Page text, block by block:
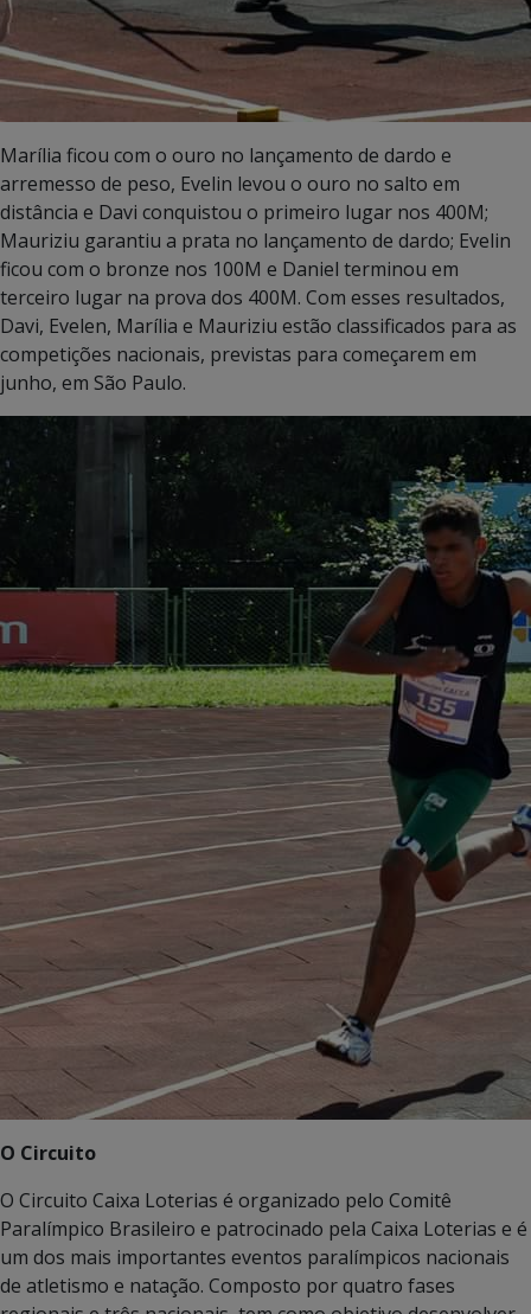
Marília ficou com o ouro no lançamento de dardo e
arremesso de peso, Evelin levou o ouro no salto em
distância e Davi conquistou o primeiro lugar nos 400M;
Mauriziu garantiu a prata no lançamento de dardo; Evelin
ficou com o bronze nos 100M e Daniel terminou em
terceiro lugar na prova dos 400M. Com esses resultados,
Davi, Evelen, Marília e Mauriziu estão classificados para as
competições nacionais, previstas para começarem em
junho, em São Paulo.
O Circuito
O Circuito Caixa Loterias é organizado pelo Comitê
Paralímpico Brasileiro e patrocinado pela Caixa Loterias e é
um dos mais importantes eventos paralímpicos nacionais
de atletismo e natação. Composto por quatro fases